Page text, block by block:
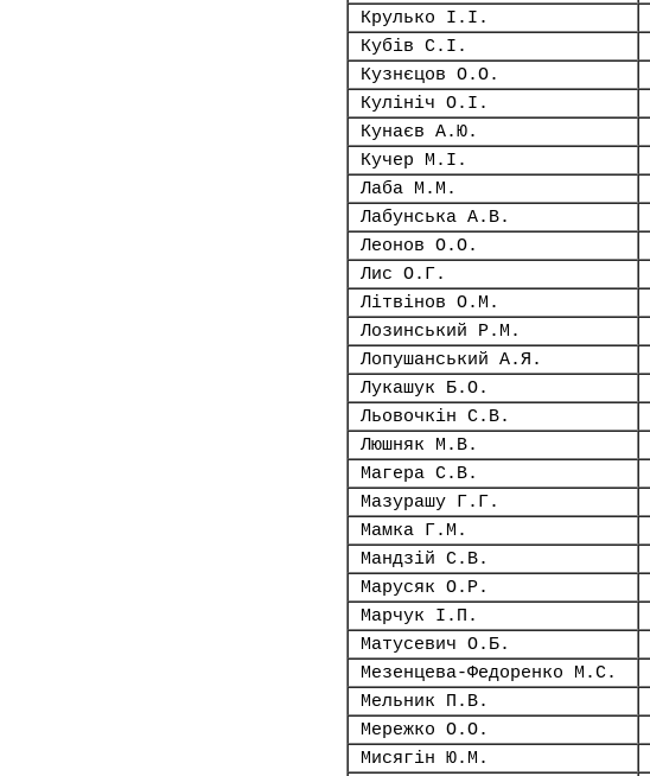
Крулько І.І.
Кубів С.І.
Кузнєцов О.О.
Кулініч О.І.
Кунаєв А.Ю.
Кучер М.І.
Лаба М.М.
Лабунська А.В.
Леонов О.О.
Лис О.Г.
Літвінов О.М.
Лозинський Р.М.
Лопушанський А.Я.
Лукашук Б.О.
Льовочкін С.В.
Люшняк М.В.
Магера С.В.
Мазурашу Г.Г.
Мамка Г.М.
Мандзій С.В.
Марусяк О.Р.
Марчук І.П.
Матусевич О.Б.
Мезенцева-Федоренко М.С.
Мельник П.В.
Мережко О.О.
Мисягін Ю.М.